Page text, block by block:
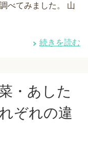
べてみました。 山
続きを読む
・あした
ぞれの違